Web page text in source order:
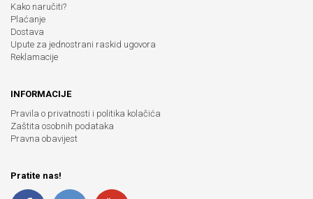
Kako naručiti?
Plaćanje
Dostava
Upute za jednostrani raskid ugovora
Reklamacije
INFORMACIJE
Pravila o privatnosti i politika kolačića
Zaštita osobnih podataka
Pravna obavijest
Pratite nas!